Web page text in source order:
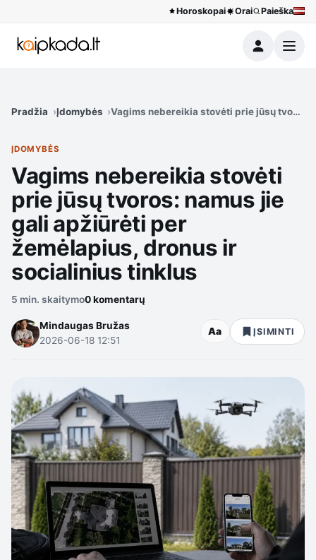
Horoskopai Orai Paieška
Meniu
Pradžia Įdomybės Vagims nebereikia stovėti prie jūsų
ĮDOMYBĖS
Vagims nebereikia stovėti
prie jūsų tvoros: namus jie
gali apžiūrėti per
žemėlapius, dronus ir
socialinius tinklus
5 min. skaitymo0 komentarų
Mindaugas Bružas
2026-06-18 12:51
Aa ĮSIMINTI